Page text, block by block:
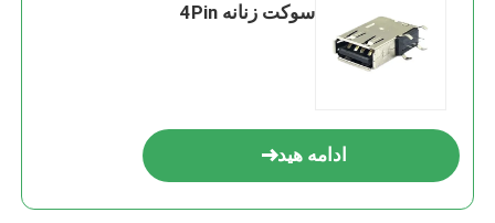
سوکت زنانه 4Pin
ادامه هید